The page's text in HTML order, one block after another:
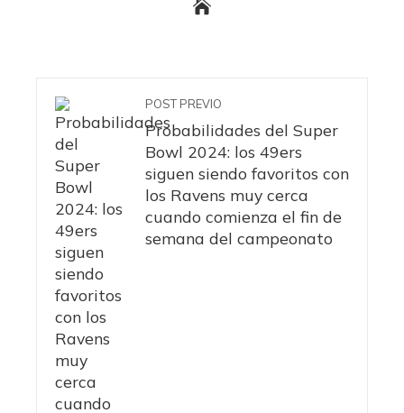
POST PREVIO
Probabilidades del Super
Bowl 2024: los 49ers
siguen siendo favoritos con
los Ravens muy cerca
cuando comienza el fin de
semana del campeonato